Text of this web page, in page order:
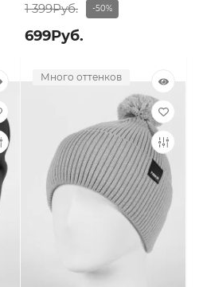
1 399Руб. -50%
699Руб.
Много оттенков